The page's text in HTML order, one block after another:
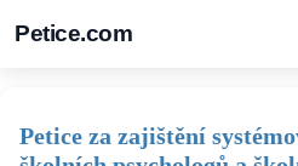
Petice.com
Petice za zajištění